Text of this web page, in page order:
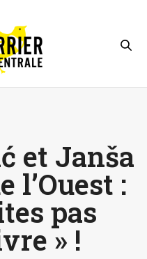
et Janša
l’Ouest :
pas
» !